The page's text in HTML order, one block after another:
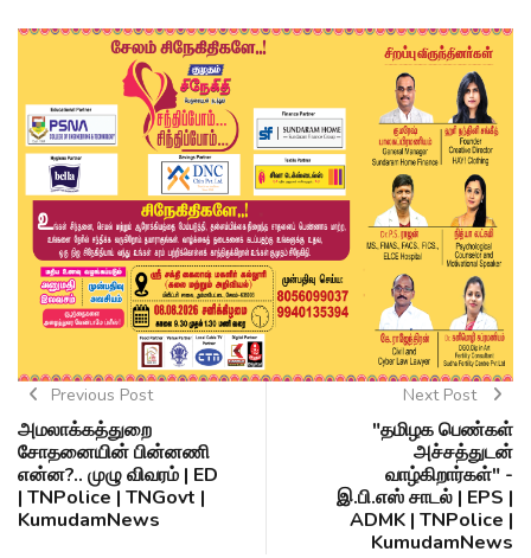
Previous Post
அமலாக்கத்துறை
சோதனையின் பின்னணி
என்ன?.. முழு விவரம் | ED
| TNPolice | TNGovt |
KumudamNews
Next Post
"தமிழக பெண்கள்
அச்சத்துடன்
வாழ்கிறார்கள்" -
இ.பி.எஸ் சாடல் | EPS |
ADMK | TNPolice |
KumudamNews